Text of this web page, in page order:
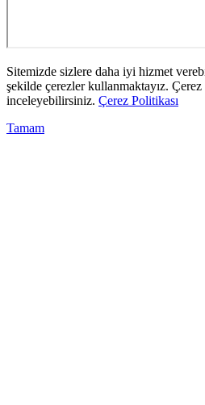
Sitemizde sizlere daha iyi hizmet
şekilde çerezler kullanmaktayız. Çerez
inceleyebilirsiniz. Çerez Politikası
Tamam